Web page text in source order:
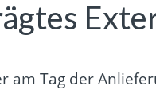
am Tag der